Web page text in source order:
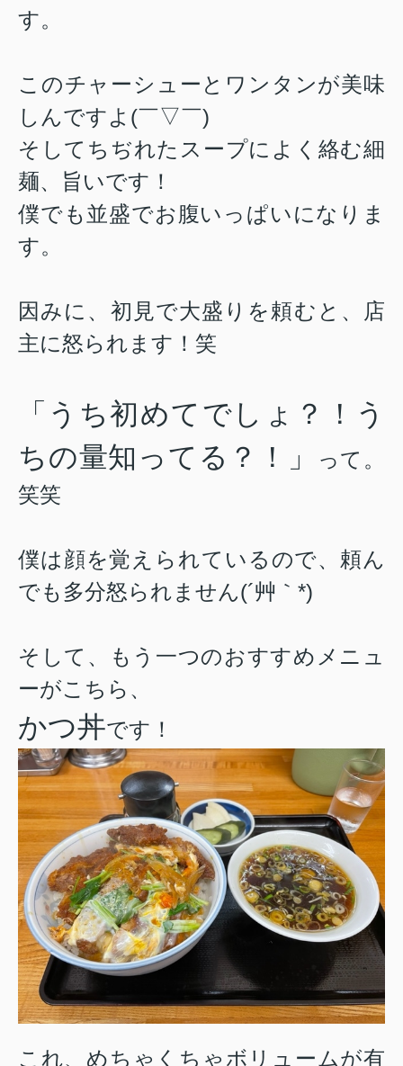
す。
このチャーシューとワンタンが美味
しんですよ(￣▽￣)
そしてちぢれたスープによく絡む細
麺、旨いです！
僕でも並盛でお腹いっぱいになりま
す。
因みに、初見で大盛りを頼むと、店
主に怒られます！笑
「うち初めてでしょ？！う
ちの量知ってる？！」
って。
笑笑
僕は顔を覚えられているので、頼ん
でも多分怒られません(´艸｀*)
そして、もう一つのおすすめメニュ
ーがこちら、
かつ丼です！
これ、めちゃくちゃボリュームが有